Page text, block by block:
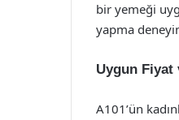
bir yemeği
yapma
Uygun Fiyat
A101’ün